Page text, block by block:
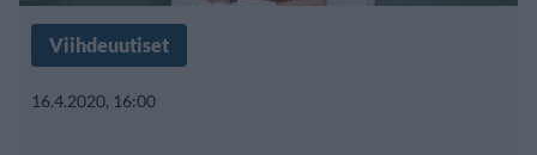
Viihdeuutiset
16.4.2020, 16:00